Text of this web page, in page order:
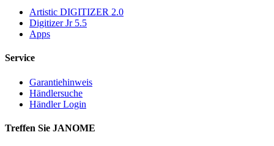
Artistic DIGITIZER 2.0
Digitizer Jr 5.5
Apps
Service
Garantiehinweis
Händlersuche
Händler Login
Treffen Sie JANOME